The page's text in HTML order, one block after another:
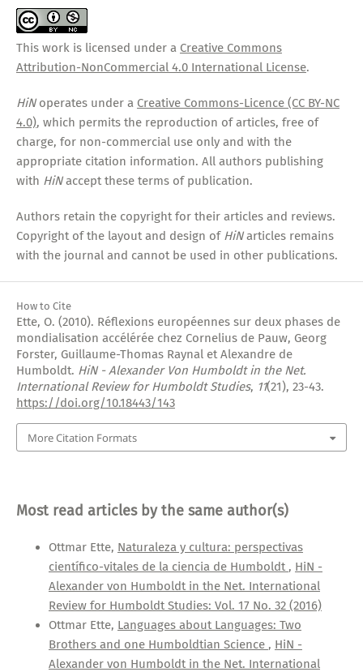
This work is licensed under a Creative Commons
Attribution-NonCommercial 4.0 International License.
HiNoperates under a Creative Commons-Licence (CC BY-NC
4.0), which permits the reproduction of articles, free of
charge, for non-commercial use only and with the
appropriate citation information. All authors publishing
with HiNaccept these terms of publication.
Authors retain the copyright for their articles and reviews.
Copyright of the layout and design of HiNarticles remains
with the journal and cannot be used in other publications.
How to Cite
Ette, O. (2010). Réflexions européennes sur deux phases de
mondialisation accélérée chez Cornelius de Pauw, Georg
Forster, Guillaume-Thomas Raynal et Alexandre de
Humboldt. HiN - Alexander Von Humboldt in the Net.
International Review for Humboldt Studies, 11(21), 23-43.
https://doi.org/10.18443/143
More Citation Formats
Most read articles by the same author(s)
Ottmar Ette, Naturaleza y cultura: perspectivas
científico-vitales de la ciencia de Humboldt , HiN -
Alexander von Humboldt in the Net. International
Review for Humboldt Studies: Vol. 17 No. 32 (2016)
Ottmar Ette, Languages about Languages: Two
Brothers and one Humboldtian Science , HiN -
Alexander von Humboldt in the Net. International